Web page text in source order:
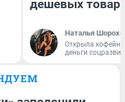
дешевых
Наталья
Открыла
деньги